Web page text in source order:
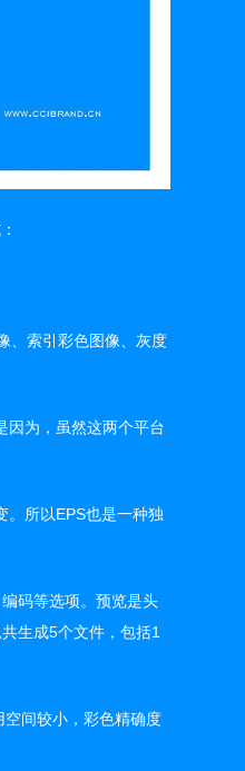
、索引彩色图像、灰度
因为，虽然这两个平台
。所以EPS也是一种独
码等选项。预览是头
生成5个文件，包括1
间较小，彩色精确度